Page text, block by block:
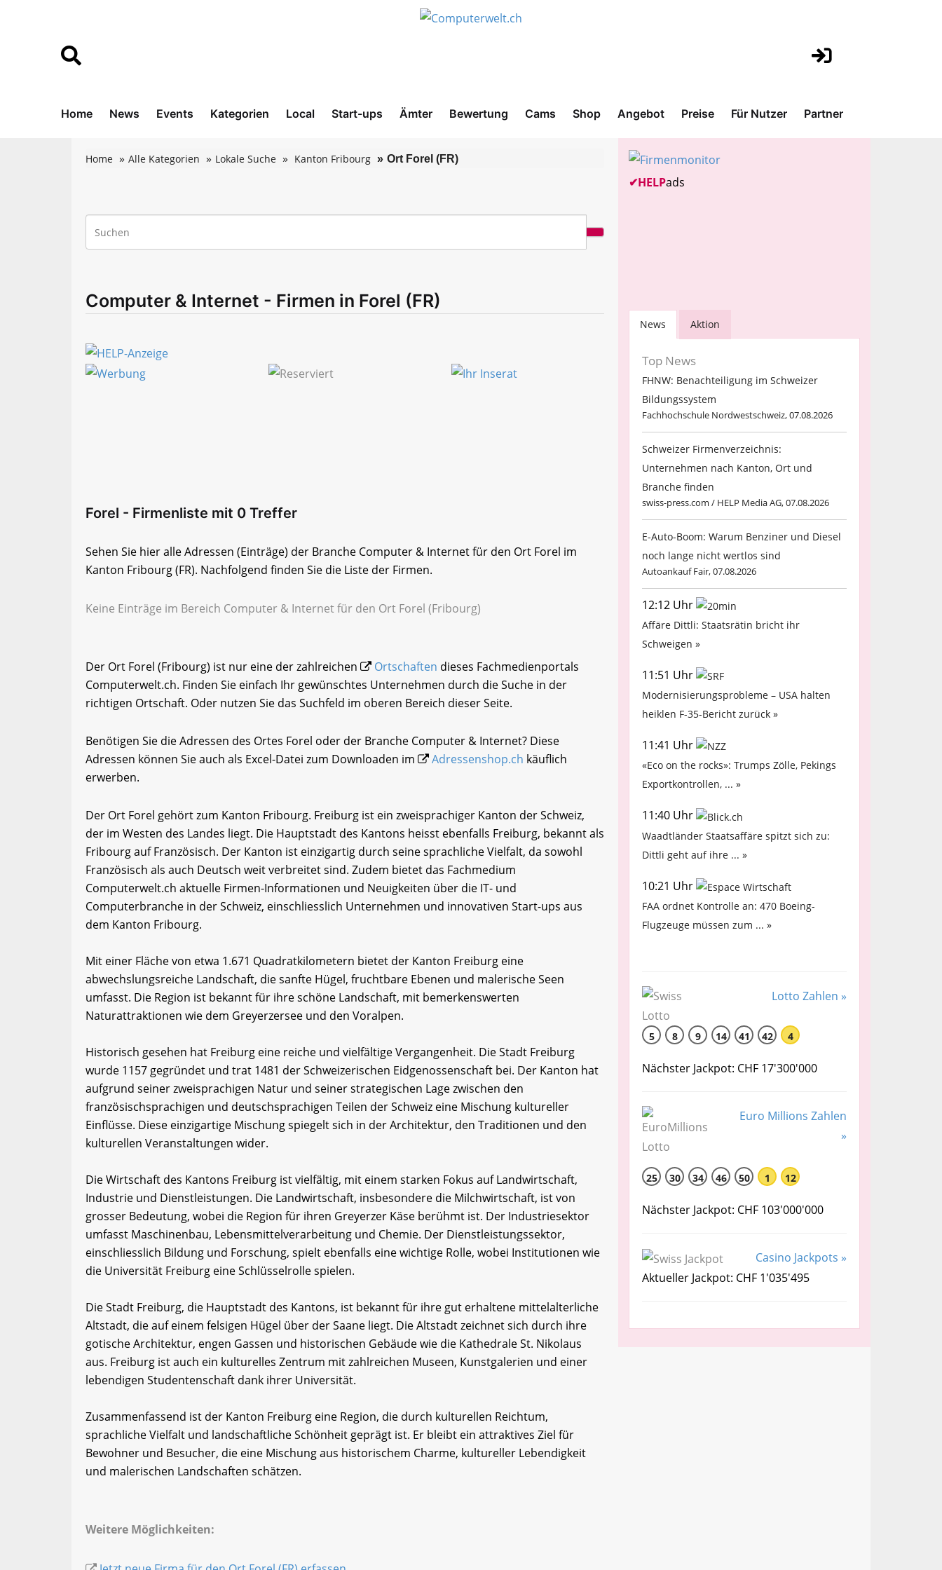
Home News Events Kategorien Local Start-ups Ämter Bewertung Cams Shop Angebot Preise Für Nutzer Partner
Home Alle Kategorien Lokale Suche Kanton Fribourg Ort Forel (FR)
Computer & Internet - Firmen in Forel (FR)
Forel - Firmenliste mit 0 Treffer
Sehen Sie hier alle Adressen (Einträge) der Branche Computer & Internet für den Ort Forel im
Kanton Fribourg (FR). Nachfolgend finden Sie die Liste der Firmen.
Keine Einträge im Bereich Computer & Internet für den Ort Forel (Fribourg)
Der Ort Forel (Fribourg) ist nur eine der zahlreichen Ortschaften dieses Fachmedienportals
Computerwelt.ch. Finden Sie einfach Ihr gewünschtes Unternehmen durch die Suche in der
richtigen Ortschaft. Oder nutzen Sie das Suchfeld im oberen Bereich dieser Seite.
Benötigen Sie die Adressen des Ortes Forel oder der Branche Computer & Internet? Diese
Adressen können Sie auch als Excel-Datei zum Downloaden im
Adressenshop.ch käuflich
erwerben.
Der Ort Forel gehört zum Kanton Fribourg. Freiburg ist ein zweisprachiger Kanton der Schweiz,
der im Westen des Landes liegt. Die Hauptstadt des Kantons heisst ebenfalls Freiburg, bekannt als
Fribourg auf Französisch. Der Kanton ist einzigartig durch seine sprachliche Vielfalt, da sowohl
Französisch als auch Deutsch weit verbreitet sind. Zudem bietet das Fachmedium
Computerwelt.ch aktuelle Firmen-Informationen und Neuigkeiten über die IT- und
Computerbranche in der Schweiz, einschliesslich Unternehmen und innovativen Start-ups aus
dem Kanton Fribourg.
Mit einer Fläche von etwa 1.671 Quadratkilometern bietet der Kanton Freiburg eine
abwechslungsreiche Landschaft, die sanfte Hügel, fruchtbare Ebenen und malerische Seen
umfasst. Die Region ist bekannt für ihre schöne Landschaft, mit bemerkenswerten
Naturattraktionen wie dem Greyerzersee und den Voralpen.
Historisch gesehen hat Freiburg eine reiche und vielfältige Vergangenheit. Die Stadt Freiburg
wurde 1157 gegründet und trat 1481 der Schweizerischen Eidgenossenschaft bei. Der Kanton hat
aufgrund seiner zweisprachigen Natur und seiner strategischen Lage zwischen den
französischsprachigen und deutschsprachigen Teilen der Schweiz eine Mischung kultureller
Einflüsse. Diese einzigartige Mischung spiegelt sich in der Architektur, den Traditionen und den
kulturellen Veranstaltungen wider.
Die Wirtschaft des Kantons Freiburg ist vielfältig, mit einem starken Fokus auf Landwirtschaft,
Industrie und Dienstleistungen. Die Landwirtschaft, insbesondere die Milchwirtschaft, ist von
grosser Bedeutung, wobei die Region für ihren Greyerzer Käse berühmt ist. Der Industriesektor
umfasst Maschinenbau, Lebensmittelverarbeitung und Chemie. Der Dienstleistungssektor,
einschliesslich Bildung und Forschung, spielt ebenfalls eine wichtige Rolle, wobei Institutionen wie
die Universität Freiburg eine Schlüsselrolle spielen.
Die Stadt Freiburg, die Hauptstadt des Kantons, ist bekannt für ihre gut erhaltene mittelalterliche
Altstadt, die auf einem felsigen Hügel über der Saane liegt. Die Altstadt zeichnet sich durch ihre
gotische Architektur, engen Gassen und historischen Gebäude wie die Kathedrale St. Nikolaus
aus. Freiburg ist auch ein kulturelles Zentrum mit zahlreichen Museen, Kunstgalerien und einer
lebendigen Studentenschaft dank ihrer Universität.
Zusammenfassend ist der Kanton Freiburg eine Region, die durch kulturellen Reichtum,
sprachliche Vielfalt und landschaftliche Schönheit geprägt ist. Er bleibt ein attraktives Ziel für
Bewohner und Besucher, die eine Mischung aus historischem Charme, kultureller Lebendigkeit
und malerischen Landschaften schätzen.
Weitere Möglichkeiten:
✔HELPads
News Aktion
Top News
FHNW: Benachteiligung im Schweizer
Bildungssystem
Fachhochschule Nordwestschweiz, 07.08.2026
Schweizer Firmenverzeichnis:
Unternehmen nach Kanton, Ort und
Branche finden
swiss-press.com / HELP Media AG, 07.08.2026
E-Auto-Boom: Warum Benziner und Diesel
noch lange nicht wertlos sind
Autoankauf Fair, 07.08.2026
12:12 Uhr
Affäre Dittli: Staatsrätin bricht ihr
Schweigen »
11:51 Uhr
Modernisierungsprobleme – USA halten
heiklen F-35-Bericht zurück »
11:41 Uhr
«Eco on the rocks»: Trumps Zölle, Pekings
Exportkontrollen, ... »
11:40 Uhr
Waadtländer Staatsaffäre spitzt sich zu:
Dittli geht auf ihre ... »
10:21 Uhr
FAA ordnet Kontrolle an: 470 Boeing-
Flugzeuge müssen zum ... »
Lotto Zahlen »
5 8 9 14 41 42 4
Nächster Jackpot: CHF 17'300'000
Euro Millions Zahlen
»
25 30 34 46 50 1 12
Nächster Jackpot: CHF 103'000'000
Casino Jackpots »
Aktueller Jackpot: CHF 1'035'495